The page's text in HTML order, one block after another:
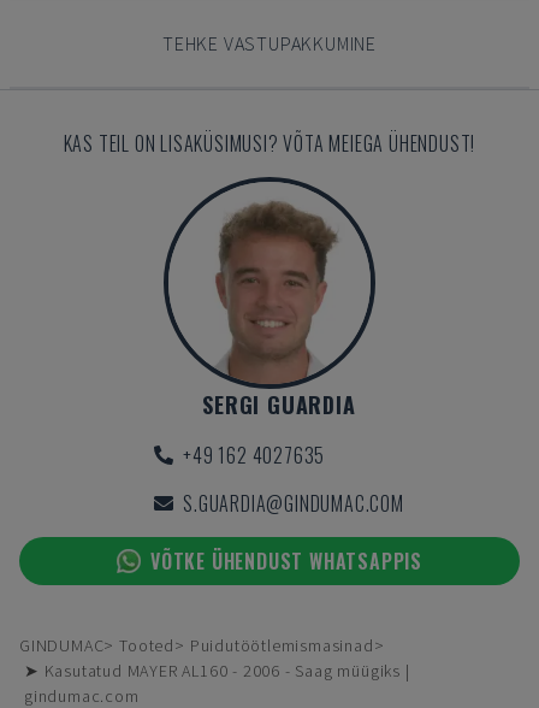
TEHKE VASTUPAKKUMINE
KAS TEIL ON LISAKÜSIMUSI? VÕTA MEIEGA ÜHENDUST!
SERGI GUARDIA
+49 162 4027635
S.GUARDIA@GINDUMAC.COM
VÕTKE ÜHENDUST WHATSAPPIS
GINDUMAC Tooted
Puidutöötlemismasinad
➤ Kasutatud MAYER AL160 - 2006 - Saag müügiks |
gindumac.com